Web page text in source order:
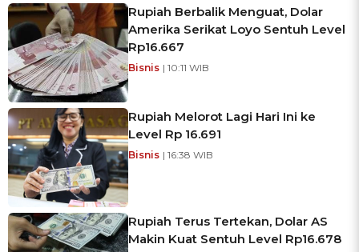
Rupiah Berbalik Menguat, Dolar
Amerika Serikat Loyo Sentuh Level
Rp16.667
Bisnis | 10:11 WIB
Rupiah Melorot Lagi Hari Ini ke
Level Rp 16.691
Bisnis | 16:38 WIB
Rupiah Terus Tertekan, Dolar AS
Makin Kuat Sentuh Level Rp16.678